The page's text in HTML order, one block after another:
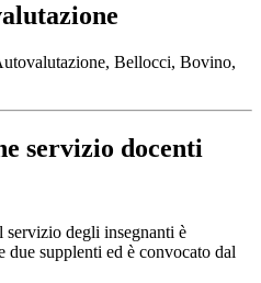
Bellocci, Bovino,
servizio docenti
degli insegnanti è
supplenti ed è convocato dal